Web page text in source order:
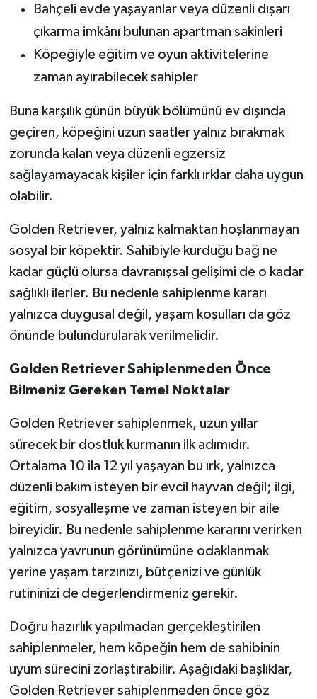
Bahçeli evde yaşayanlar veya düzenli dışarı
çıkarma imkânı bulunan apartman sakinleri
Köpeğiyle eğitim ve oyun aktivitelerine
zaman ayırabilecek sahipler
Buna karşılık günün büyük bölümünü ev dışında
geçiren, köpeğini uzun saatler yalnız bırakmak
zorunda kalan veya düzenli egzersiz
sağlayamayacak kişiler için farklı ırklar daha uygun
olabilir.
Golden Retriever, yalnız kalmaktan hoşlanmayan
sosyal bir köpektir. Sahibiyle kurduğu bağ ne
kadar güçlü olursa davranışsal gelişimi de o kadar
sağlıklı ilerler. Bu nedenle sahiplenme kararı
yalnızca duygusal değil, yaşam koşulları da göz
önünde bulundurularak verilmelidir.
Golden Retriever Sahiplenmeden Önce
Bilmeniz Gereken Temel Noktalar
Golden Retriever sahiplenmek, uzun yıllar
sürecek bir dostluk kurmanın ilk adımıdır.
Ortalama 10 ila 12 yıl yaşayan bu ırk, yalnızca
düzenli bakım isteyen bir evcil hayvan değil; ilgi,
eğitim, sosyalleşme ve zaman isteyen bir aile
bireyidir. Bu nedenle sahiplenme kararını verirken
yalnızca yavrunun görünümüne odaklanmak
yerine yaşam tarzınızı, bütçenizi ve günlük
rutininizi de değerlendirmeniz gerekir.
Doğru hazırlık yapılmadan gerçekleştirilen
sahiplenmeler, hem köpeğin hem de sahibinin
uyum sürecini zorlaştırabilir. Aşağıdaki başlıklar,
Golden Retriever sahiplenmeden önce göz